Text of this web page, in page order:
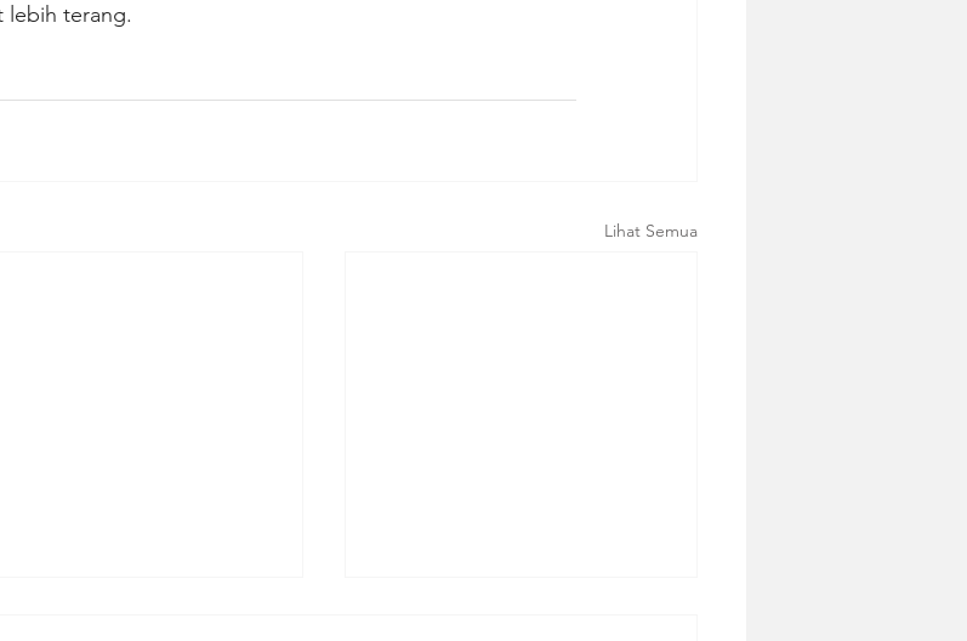
lebih terang.
Lihat Semua